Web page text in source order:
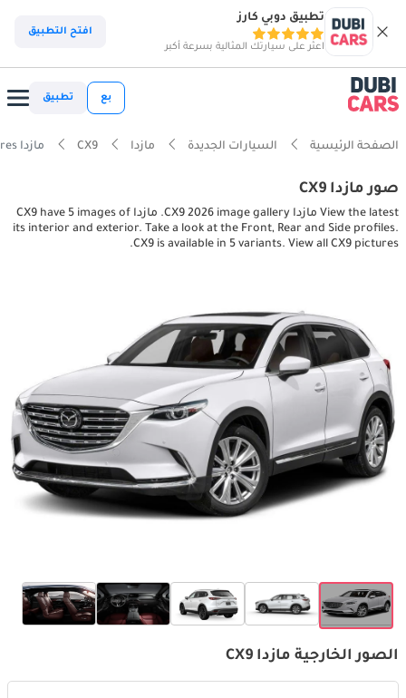
تطبيق دوبي كارز
اعثر على سيارتك المثالية بسرعة أكبر
افتح التطبيق
بع تطبيق
الصفحة الرئيسية السيارات الجديدة مازدا CX9 مازدا CX9 interior, exterior pictures
صور مازدا CX9
View the latest مازدا CX9 2026 image gallery. مازدا CX9 have 5 images of
its interior and exterior. Take a look at the Front, Rear and Side profiles.
CX9 is available in 5 variants. View all CX9 pictures.
الصور الخارجية مازدا CX9